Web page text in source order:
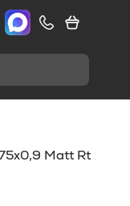
Matt Rt